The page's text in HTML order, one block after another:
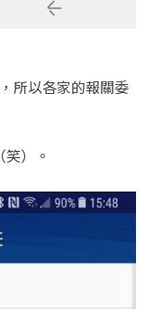
所以各家的報關委
）。